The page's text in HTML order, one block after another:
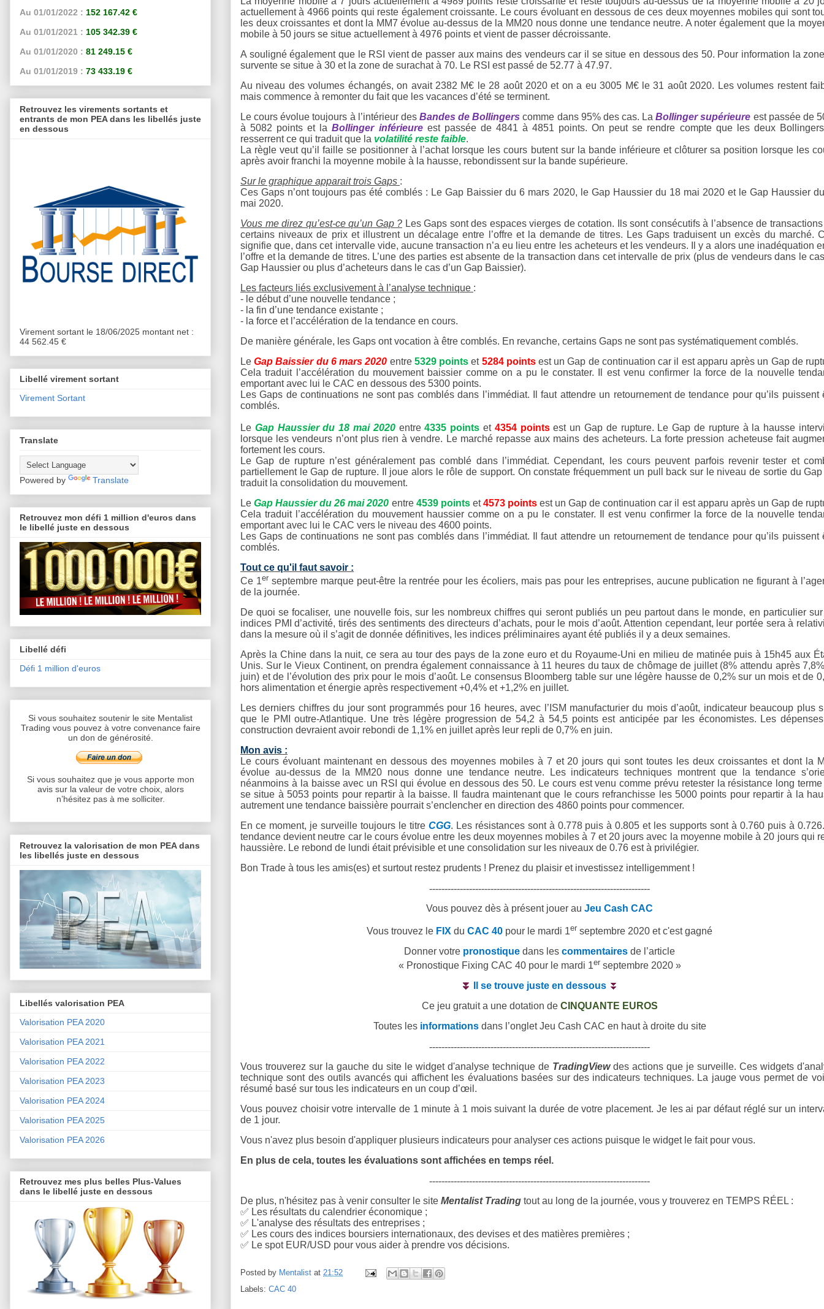
actuellement à 4966 points qui reste également croissante. Le cours évoluant en dessous de ces deux moyennes mobiles qui sont
les deux croissantes et dont la MM7 évolue au-dessus de la MM20 nous donne une tendance neutre. A noter également que la
mobile à 50 jours se situe actuellement à 4976 points et vient de passer décroissante.
A souligné également que le RSI vient de passer aux mains des vendeurs car il se situe en dessous des 50. Pour information la
survente se situe à 30 et la zone de surachat à 70. Le RSI est passé de 52.77 à 47.97.
Au niveau des volumes échangés, on avait 2382 M€ le 28 août 2020 et on a eu 3005 M€ le 31 août 2020. Les volumes restent
mais commence à remonter du fait que les vacances d’été se terminent.
Le cours évolue toujours à l’intérieur des Bandes de Bollingers comme dans 95% des cas. LaBollinger supérieure est passée de
à 5082 points et laBollinger inférieureest passée de 4841 à 4851 points. On peut se rendre compte que les deux
resserrent ce qui traduit que la volatilité reste faible.
La règle veut qu’il faille se positionner à l’achat lorsque les cours butent sur la bande inférieure et clôturer sa position lorsque les
après avoir franchi la moyenne mobile à la hausse, rebondissent sur la bande supérieure.
Sur le graphique apparait trois Gaps :
Ces Gaps n’ont toujours pas été comblés : Le Gap Baissier du 6 mars 2020, le Gap Haussier du 18 mai 2020 et le Gap Haussier
mai 2020.
Vous me direz qu’est-ce qu’un Gap ? Les Gaps sont des espaces vierges de cotation. Ils sont consécutifs à l’absence de
certains niveaux de prix et illustrent un décalage entre l’offre et la demande de titres. Les Gaps traduisent un excès du marché.
signifie que, dans cet intervalle vide, aucune transaction n’a eu lieu entre les acheteurs et les vendeurs. Il y a alors une inadéquation
l’offre et la demande de titres. L’une des parties est absente de la transaction dans cet intervalle de prix (plus de vendeurs dans le
Gap Haussier ou plus d’acheteurs dans le cas d’un Gap Baissier).
Les facteurs liés exclusivement à l’analyse technique :
- le début d’une nouvelle tendance ;
- la fin d’une tendance existante ;
- la force et l’accélération de la tendance en cours.
De manière générale, les Gaps ont vocation à être comblés. En revanche, certains Gaps ne sont pas systématiquement comblés.
LeGap Baissier du 6 mars 2020 entre 5329 points et 5284 pointsest un Gap de continuation car il est apparu après un Gap de
Cela traduit l’accélération du mouvement baissier comme on a pu le constater. Il est venu confirmer la force de la nouvelle
emportant avec lui le CAC en dessous des 5300 points.
Les Gaps de continuations ne sont pas comblés dans l’immédiat.
Il faut attendre un retournement de tendance pour qu’ils puissent
comblés.
Le Gap Haussier du 18 mai 2020entre4335 points et 4354 pointsest un Gap de rupture. Le Gap de rupture à la hausse
lorsque les vendeurs n’ont plus rien à vendre. Le marché repasse aux mains des acheteurs. La forte pression acheteuse fait
fortement les cours.
Le Gap de rupture n’est généralement pas comblé dans l’immédiat. Cependant, les cours peuvent parfois revenir tester et
partiellement le Gap de rupture. Il joue alors le rôle de support. On constate fréquemment un pull back sur le niveau de sortie du
traduit la consolidation du mouvement.
LeGap Haussier du 26 mai 2020 entre 4539 pointset4573 pointsest un Gap de continuation car il est apparu après un Gap de
Cela traduit l’accélération du mouvement haussier comme on a pu le constater. Il est venu confirmer la force de la nouvelle
emportant avec lui le CAC vers le niveau des 4600 points.
Les Gaps de continuations ne sont pas comblés dans l’immédiat. Il faut attendre un retournement de tendance pour qu’ils puissent
comblés.
Tout ce qu'il faut savoir :
Ce 1er septembre marque peut-être la rentrée pour les écoliers, mais pas pour les entreprises, aucune publication ne figurant à
de la journée.
De quoi se focaliser, une nouvelle fois, sur les nombreux chiffres qui seront publiés un peu partout dans le monde, en particulier
indices PMI d’activité, tirés des sentiments des directeurs d’achats, pour le mois d’août. Attention cependant, leur portée sera à
dans la mesure où il s’agit de donnée définitives, les indices préliminaires ayant été publiés il y a deux semaines.
Après la Chine dans la nuit, ce sera au tour des pays de la zone euro et du Royaume-Uni en milieu de matinée puis à 15h45 aux
Unis. Sur le Vieux Continent, on prendra également connaissance à 11 heures du taux de chômage de juillet (8% attendu après
juin) et de l’évolution des prix pour le mois d’août. Le consensus Bloomberg table sur une légère hausse de 0,2% sur un mois et de
hors alimentation et énergie après respectivement +0,4% et +1,2% en juillet.
Les derniers chiffres du jour sont programmés pour 16 heures, avec l’ISM manufacturier du mois d’août, indicateur beaucoup plus
que le PMI outre-Atlantique. Une très légère progression de 54,2 à 54,5 points est anticipée par les économistes. Les
construction devraient avoir rebondi de 1,1% en juillet après leur repli de 0,7% en juin.
Mon avis :
Le cours évoluant maintenant en dessous des moyennes mobiles à 7 et 20 jours qui sont toutes les deux croissantes et dont la
évolue au-dessus de la MM20 nous donne une tendance neutre. Les indicateurs techniques montrent que la tendance
néanmoins à la baisse avec un RSI qui évolue en dessous des 50. Le cours est venu comme prévu retester la résistance long
se situe à 5053 points pour repartir à la baisse. Il faudra maintenant que le cours refranchisse les 5000 points pour repartir à la
autrement une tendance baissière pourrait s’enclencher en direction des 4860 points pour commencer.
En ce moment, je surveille toujours le titre CGG. Les résistances sont à 0.778 puis à 0.805 et les supports sont à 0.760 puis à
tendance devient neutre car le cours évolue entre les deux moyennes mobiles à 7 et 20 jours avec la moyenne mobile à 20 jours qui
haussière. Le rebond de lundi était prévisible et une consolidation sur les niveaux de 0.76 est à privilégier.
Bon Trade à tous les amis(es) et surtout restez prudents ! Prenez du plaisir et investissez intelligemment !
------------------------------------------------------------------------
Vous pouvez dès à présent jouer au Jeu Cash CAC
Vous trouvez le FIX du CAC 40 pour le mardi 1er septembre 2020 et c'est gagné
Donner votre pronostique dans les commentaires de l’article
« Pronostique Fixing CAC 40 pour le mardi 1er septembre 2020 »
⏬
Il se trouve juste en dessous ⏬
Ce jeu gratuit a une dotation de CINQUANTE EUROS
Toutes les informationsdans l’onglet Jeu Cash CAC en haut à droite du site
------------------------------------------------------------------------
Vous trouverez sur la gauche du site le widget d'analyse technique de TradingViewdes actions que je surveille. Ces widgets
technique sont des outils avancés qui affichent les évaluations basées sur des indicateurs techniques. La jauge vous permet de
résumé basé sur tous les indicateurs en un coup d’œil.
Vous pouvez choisir votre intervalle de 1 minute à 1 mois suivant la durée de votre placement. Je les ai par défaut réglé sur un
de 1 jour.
Vous n'avez plus besoin d'appliquer plusieurs indicateurs pour analyser ces actions puisque le widget le fait pour vous.
En plus de cela, toutes les évaluations sont affichées en temps réel.
------------------------------------------------------------------------
De plus, n'hésitez pas à venir consulter le site Mentalist Trading tout au long de la journée, vous y trouverez en TEMPS RÉEL :
✅ Les résultats du calendrier économique ;
✅ L'analyse des résultats des entreprises ;
✅ Les cours des indices boursiers internationaux, des devises et des matières premières ;
✅ Le spot EUR/USD pour vous aider à prendre vos décisions.
Posted by Mentalist at 21:52
Labels: CAC 40
Au 01/01/2022 : 152 167.42 €
Au 01/01/2021 : 105 342.39 €
Au 01/01/2020 : 81 249.15 €
Au 01/01/2019 : 73 433.19 €
Retrouvez les virements sortants et
entrants de mon PEA dans les libellés juste
en dessous
Virement sortant le 18/06/2025 montant net :
44 562.45 €
Libellé virement sortant
Virement Sortant
Translate
Powered by Translate
Retrouvez mon défi 1 million d'euros dans
le libellé juste en dessous
Libellé défi
Défi 1 million d'euros
Si vous souhaitez soutenir le site Mentalist
Trading vous pouvez à votre convenance faire
un don de générosité.
Si vous souhaitez que je vous apporte mon
avis sur la valeur de votre choix, alors
n’hésitez pas à me solliciter.
Retrouvez la valorisation de mon PEA dans
les libellés juste en dessous
Libellés valorisation PEA
Valorisation PEA 2020
Valorisation PEA 2021
Valorisation PEA 2022
Valorisation PEA 2023
Valorisation PEA 2024
Valorisation PEA 2025
Valorisation PEA 2026
Retrouvez mes plus belles Plus-Values
dans le libellé juste en dessous